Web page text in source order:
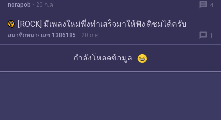
norapob 20 ก.ค. message 4
[ROCK] มีเพลงใหม่พึ่งทำเสร็จมาให้ฟัง ติชมได้ครับ
สมาชิกหมายเลข 1386185 20 ก.ค. message 1
กำลังโหลดข้อมูล